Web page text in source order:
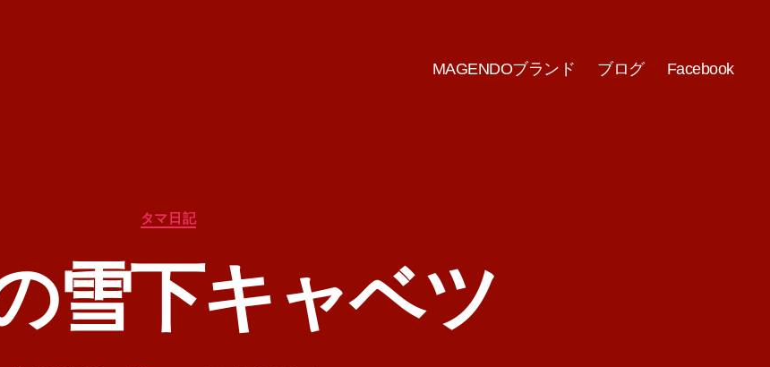
MAGENDOブランド ブログ Facebook
カ
テ
リ
ー
タマ日記
雪下キャベツ
作
成